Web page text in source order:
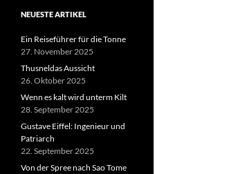
NEUESTE ARTIKEL
Ein Reiseführer für die Tonne
27. November 2025
Thusneldas Aussicht
26. Oktober 2025
Wenn es kalt wird unterm Kilt
28. September 2025
Gustave Eiffel: Ingenieur und
Patriarch
22. September 2025
Von der Spree nach Sao Tome